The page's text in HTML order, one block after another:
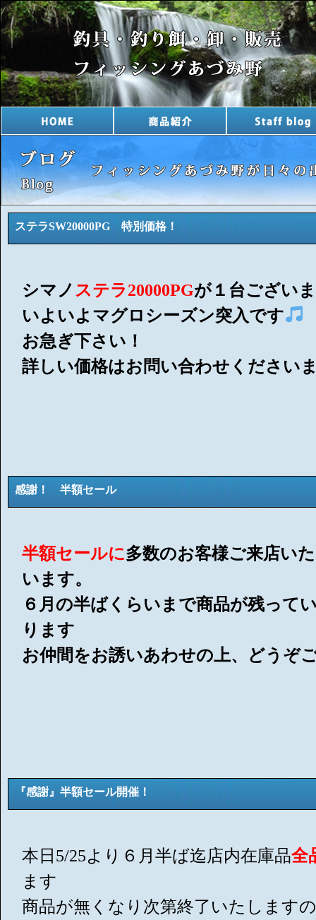
ステラSW20000PG 特別価格！
シマノ ステラ20000PGが１台ござい
いよいよマグロシーズン突入です
お急ぎ下さい！
詳しい価格はお問い合わせください
感謝！ 半額セール
半額セールに多数のお客様ご来店い
います。
６月の半ばくらいまで商品が残って
ります
お仲間をお誘いあわせの上、どうぞ
『感謝』半額セール開催！
本日5/25より６月半ば迄店内在庫品全
ます
商品が無くなり次第終了いたします